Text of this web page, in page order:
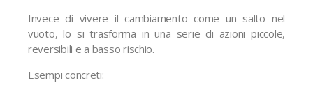
Invece di vivere il cambiamento come un salto nel
vuoto, lo si trasforma in una serie di azioni piccole,
reversibili e a basso rischio.
Esempi concreti: